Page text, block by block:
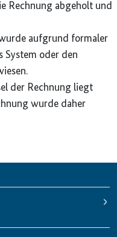
Rechnung abgeholt und
aufgrund formaler
System oder den
der Rechnung liegt
wurde daher